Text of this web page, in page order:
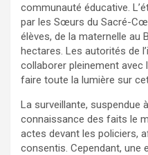
communauté éducative.
par les Sœurs du Sacré-
élèves, de la maternelle au
hectares. Les autorités de
collaborer pleinement
faire toute la lumière sur
La surveillante, suspendue
connaissance des faits le
actes devant les policiers,
consentis. Cependant, une